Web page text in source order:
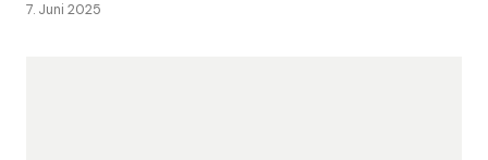
7. Juni 2025